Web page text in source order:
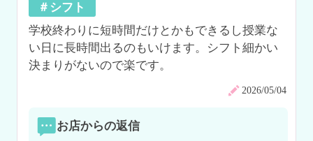
＃シフト
学校終わりに短時間だけとかもできるし授業な
い日に長時間出るのもいけます。シフト細かい
決まりがないので楽です。
2026/05/04
お店からの返信